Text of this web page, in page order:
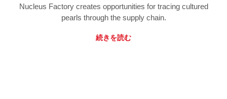
Nucleus Factory creates opportunities for tracing cultured
pearls through the supply chain.
続きを読む